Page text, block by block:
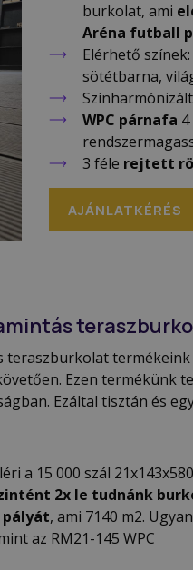
burkolat, ami
Aréna futball
Elérhető
sötétbarna,
Színharmónizált
WPC párnafa
3 féle rejtett
AJÁNLATKÉRÉS
teraszburkolat
Ezen termékünk
Ezáltal tisztán és
a 15 000 szál
2x le tudnánk
pályát, ami 7140 m2.
az RM21-145 WPC